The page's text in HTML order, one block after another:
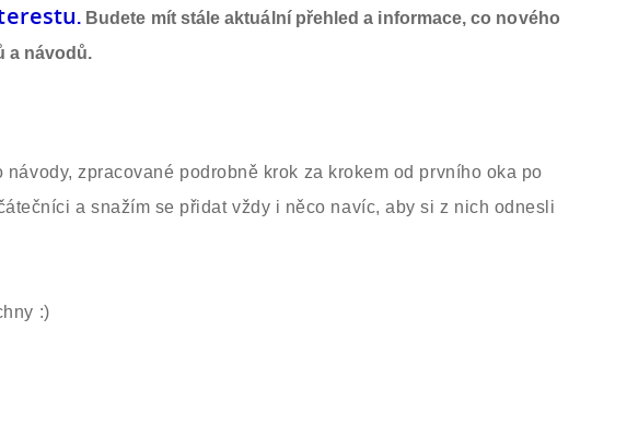
u. Budete mít stále aktuální přehled a informace, co nového
a návodů.
zpracované podrobně krok za krokem od prvního oka po
a snažím se přidat vždy i něco navíc, aby si z nich odnesli
:)